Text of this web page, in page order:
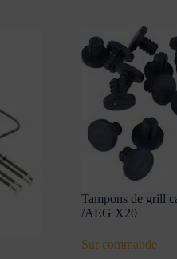
Tampons de grill
/AEG X20
Sur commande